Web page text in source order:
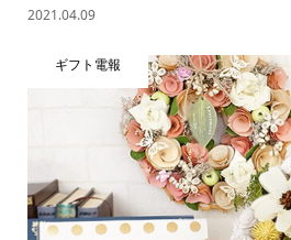
2021.04.09
ギフト電報